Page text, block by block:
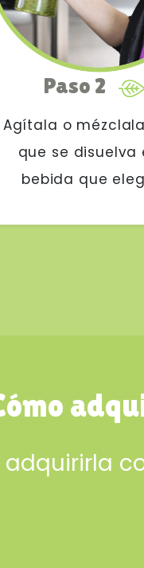
Paso 2
Agítala o
que se disuelva
bebida que
adquirirla